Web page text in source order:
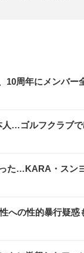
周年にメンバー
…ゴルフクラブ
た…KARA・スン
への性的暴行疑惑